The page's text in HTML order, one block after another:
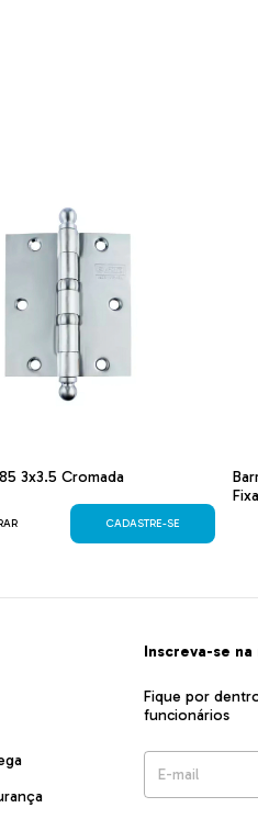
3x3.5 Cromada
CADASTRE-SE
Inscreva-se
Fique por
funcionários